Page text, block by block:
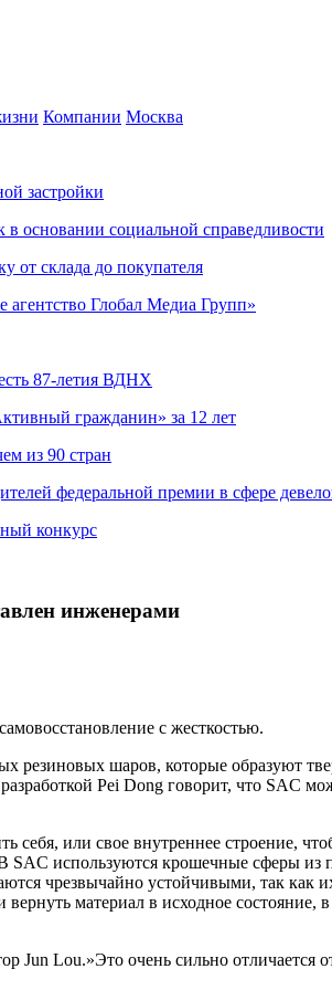
Компании Москва
застройки
основании социальной справедливости
от склада до покупателя
Глобал Медиа Групп»
87-летия ВДНХ
гражданин» за 12 лет
из 90 стран
федеральной премии в сфере
конкурс
инженерами
с жесткостью.
резиновых шаров, которые образуют
Pei Dong говорит, что SAC
себя, или свое внутреннее строение,
В SAC используются крошечные сферы
чрезвычайно устойчивыми, так как
материал в исходное
Jun Lou.»Это очень сильно